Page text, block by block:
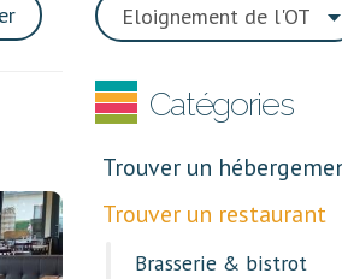
Catégories
Trouver un
Trouver un restaurant
Brasserie & bistrot